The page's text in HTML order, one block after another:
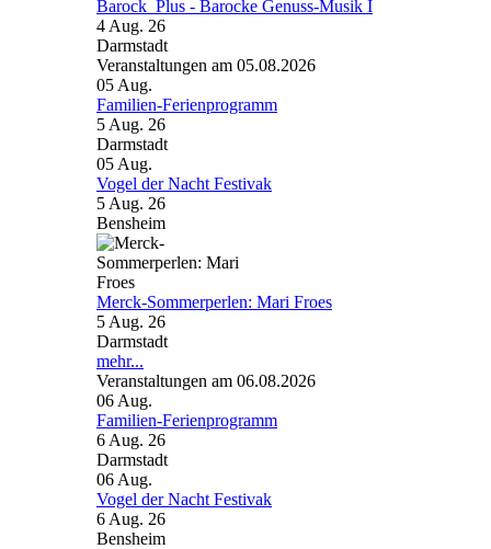
Barock_Plus - Barocke Genuss-Musik I
4 Aug. 26
Darmstadt
Veranstaltungen am 05.08.2026
05 Aug.
Familien-Ferienprogramm
5 Aug. 26
Darmstadt
05 Aug.
Vogel der Nacht Festivak
5 Aug. 26
Bensheim
Merck-Sommerperlen: Mari Froes
5 Aug. 26
Darmstadt
mehr...
Veranstaltungen am 06.08.2026
06 Aug.
Familien-Ferienprogramm
6 Aug. 26
Darmstadt
06 Aug.
Vogel der Nacht Festivak
6 Aug. 26
Bensheim